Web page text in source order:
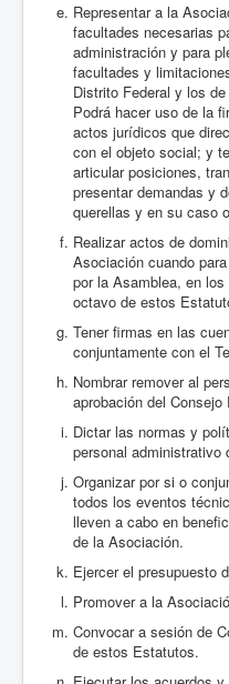
Representar a la
facultades necesarias
administración y para
facultades y
Distrito Federal y los
Podrá hacer uso de la
actos jurídicos que
con el objeto social; y
articular posiciones,
presentar demandas y
querellas y en su caso
Realizar actos de
Asociación cuando
por la Asamblea, en
octavo de estos
Tener firmas en las
conjuntamente con el
Nombrar remover al
aprobación del Consejo
Dictar las normas y
personal administrativo
Organizar por si o
todos los eventos
lleven a cabo en
de la Asociación.
Ejercer el presupuesto
Promover a la
Convocar a sesión de
de estos Estatutos.